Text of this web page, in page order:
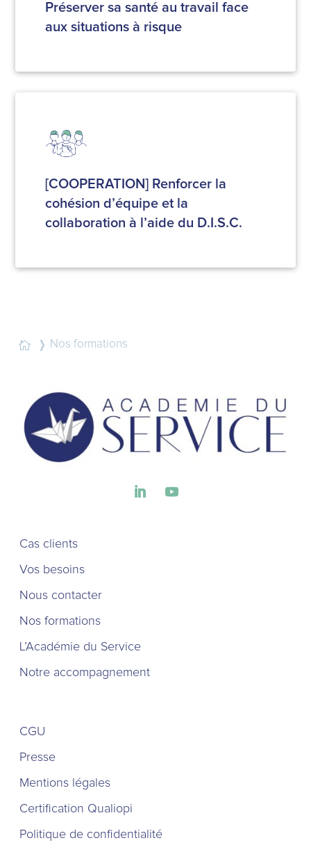
Préserver sa santé au travail face
aux situations à risque
[COOPERATION] Renforcer la
cohésion d’équipe et la
collaboration à l’aide du D.I.S.C.
 Nos formations
Cas clients
Vos besoins
Nous contacter
Nos formations
L’Académie du Service
Notre accompagnement
CGU
Presse
Mentions légales
Certification Qualiopi
Politique de confidentialité